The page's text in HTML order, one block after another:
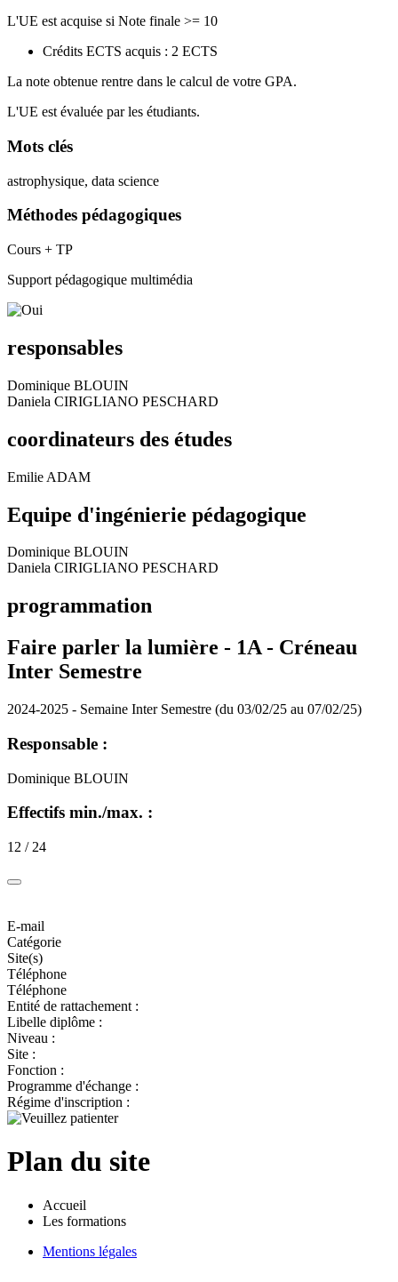
L'UE est acquise si Note finale >= 10
Crédits ECTS acquis : 2 ECTS
La note obtenue rentre dans le calcul de votre GPA.
L'UE est évaluée par les étudiants.
Mots clés
astrophysique, data science
Méthodes pédagogiques
Cours + TP
Support pédagogique multimédia
responsables
Dominique BLOUIN
Daniela CIRIGLIANO PESCHARD
coordinateurs des études
Emilie ADAM
Equipe d'ingénierie pédagogique
Dominique BLOUIN
Daniela CIRIGLIANO PESCHARD
programmation
Faire parler la lumière - 1A - Créneau
Inter Semestre
2024-2025 - Semaine Inter Semestre (du 03/02/25 au 07/02/25)
Responsable :
Dominique BLOUIN
Effectifs min./max. :
12 / 24
E-mail
Catégorie
Site(s)
Téléphone
Téléphone
Entité de rattachement :
Libelle diplôme :
Niveau :
Site :
Fonction :
Programme d'échange :
Régime d'inscription :
Plan du site
Accueil
Les formations
Mentions légales